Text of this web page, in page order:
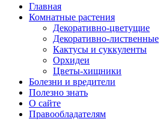
Главная
Комнатные растения
Декоративно-цветущие
Декоративно-лиственные
Кактусы и суккуленты
Орхидеи
Цветы-хищники
Болезни и вредители
Полезно знать
О сайте
Правообладателям